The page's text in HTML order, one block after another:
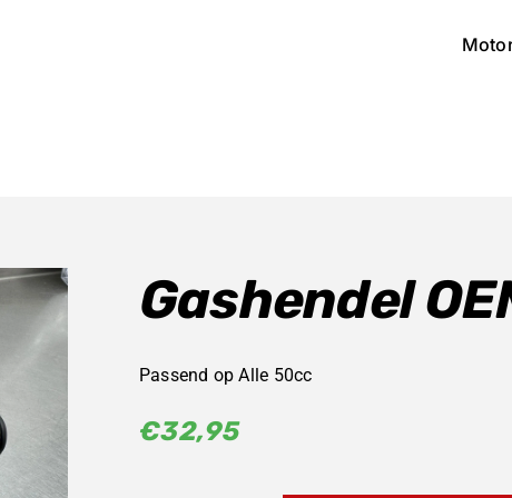
Gashendel
Passend op Alle 50cc
€32,95